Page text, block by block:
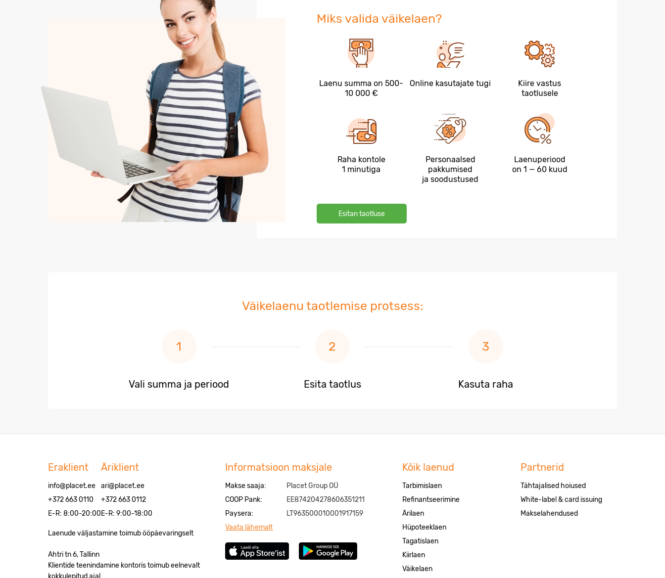
Miks valida väikelaen?
Laenu summa on 500-
10 000 €
Online kasutajate tugi
Kiire vastus
taotlusele
Raha kontole
1 minutiga
Personaalsed
pakkumised
ja soodustused
Laenuperiood
on 1 — 60 kuud
Esitan taotluse
Väikelaenu taotlemise protsess:
Vali summa ja periood Esita taotlus Kasuta raha
Eraklient
info@placet.ee
+372 663 0110
E-R: 8:00-20:00
Äriklient
ari@placet.ee
+372 663 0112
E-R: 9:00-18:00
Laenude väljastamine toimub ööpäevaringselt
Ahtri tn 6, Tallinn
Klientide teenindamine kontoris toimub eelnevalt
kokkulepitud ajal
Informatsioon maksjale
Makse saaja:
Placet Group OÜ
COOP Pank:
EE874204278606351211
Paysera:
LT963500010001917159
Vaata lähemalt
Kõik laenud
Tarbimislaen
Refinantseerimine
Ärilaen
Hüpoteeklaen
Tagatislaen
Kiirlaen
Väikelaen
Partnerid
Tähtajalised hoiused
White-label & card issuing
Makselahendused